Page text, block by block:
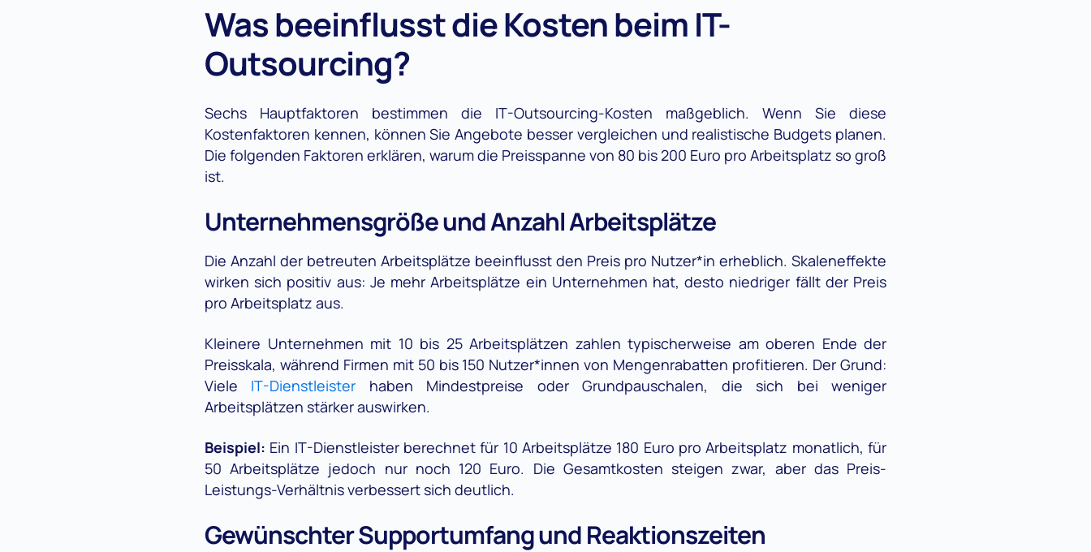
Was beeinflusst die Kosten beim IT-
Outsourcing?
Sechs Hauptfaktoren bestimmen die IT-Outsourcing-Kosten maßgeblich. Wenn Sie diese
Kostenfaktoren kennen, können Sie Angebote besser vergleichen und realistische Budgets planen.
Die folgenden Faktoren erklären, warum die Preisspanne von 80 bis 200 Euro pro Arbeitsplatz so groß
ist.
Unternehmensgröße und Anzahl Arbeitsplätze
Die Anzahl der betreuten Arbeitsplätze beeinflusst den Preis pro Nutzer*in erheblich. Skaleneffekte
wirken sich positiv aus: Je mehr Arbeitsplätze ein Unternehmen hat, desto niedriger fällt der Preis
pro Arbeitsplatz aus.
Kleinere Unternehmen mit 10 bis 25 Arbeitsplätzen zahlen typischerweise am oberen Ende der
Preisskala, während Firmen mit 50 bis 150 Nutzer*innen von Mengenrabatten profitieren. Der Grund:
Viele IT-Dienstleister haben Mindestpreise oder Grundpauschalen, die sich bei weniger
Arbeitsplätzen stärker auswirken.
Beispiel: Ein IT-Dienstleister berechnet für 10 Arbeitsplätze 180 Euro pro Arbeitsplatz monatlich, für
50 Arbeitsplätze jedoch nur noch 120 Euro. Die Gesamtkosten steigen zwar, aber das Preis-
Leistungs-Verhältnis verbessert sich deutlich.
Gewünschter Supportumfang und Reaktionszeiten